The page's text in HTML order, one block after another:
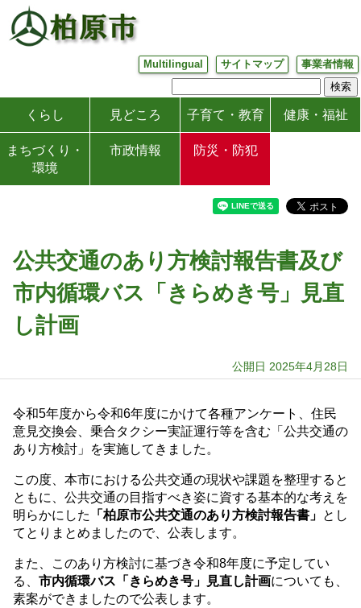
Multilingual サイトマップ 事業者情報
くらし 見どころ 子育て・教育 健康・福祉
まちづくり・
環境
市政情報 防災・防犯
公共交通のあり方検討報告書及び
市内循環バス「きらめき号」見直
し計画
公開日 2025年4月28日
令和5年度から令和6年度にかけて各種アンケート、住民
意見交換会、乗合タクシー実証運行等を含む「公共交通の
あり方検討」を実施してきました。
この度、本市における公共交通の現状や課題を整理すると
ともに、公共交通の目指すべき姿に資する基本的な考えを
明らかにした
「柏原市公共交通のあり方検討報告書」 とし
てとりまとめましたので、公表します。
また、このあり方検討に基づき令和8年度に予定してい
る、 市内循環バス「きらめき号」見直し計画についても、
素案ができましたので公表します。